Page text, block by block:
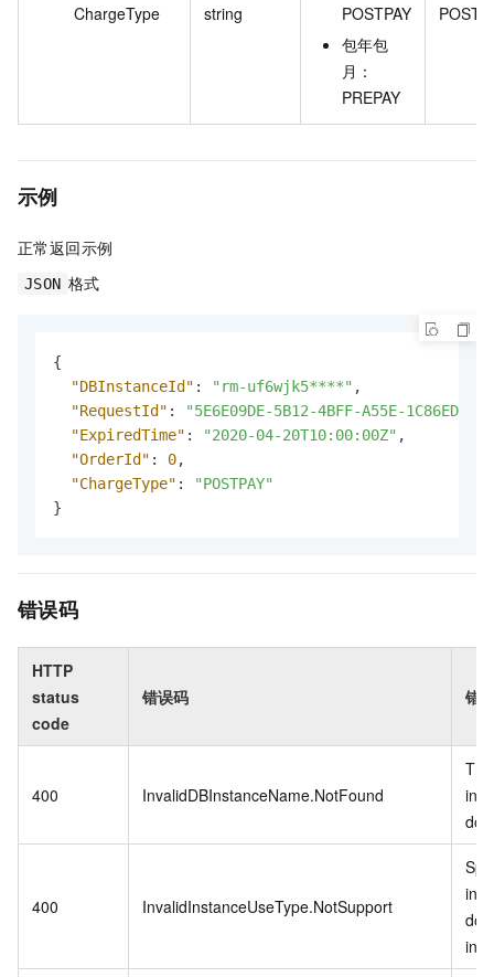
ChargeType string
POSTPAY
包年包
月：
PREPAY
示例
正常返回示例
JSON 格式
{
"DBInstanceId" : "rm-uf6wjk5****" ,
"RequestId" :
"5E6E09DE-5B12-4BFF-A55E-
"ExpiredTime" : "2020-04-20T10:00:00Z" ,
"OrderId" : 0,
"ChargeType" :
"POSTPAY"
}
错误码
HTTP
status
code
错误码 错
400 InvalidDBInstanceName.NotFound
400 InvalidInstanceUseType.NotSupport
in